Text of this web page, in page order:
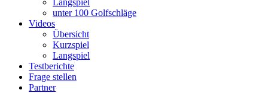
Langspiel
unter 100 Golfschläge
Videos
Übersicht
Kurzspiel
Langspiel
Testberichte
Frage stellen
Partner